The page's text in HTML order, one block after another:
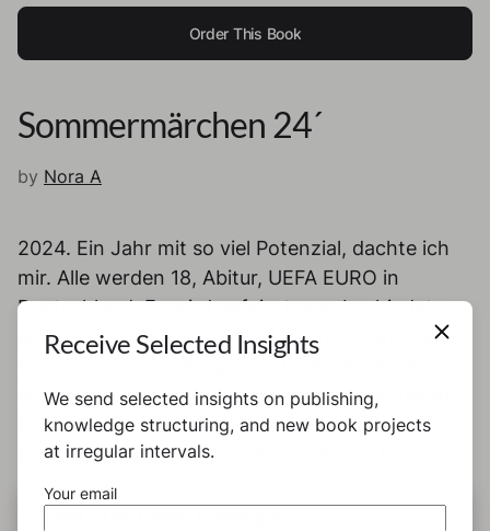
Order This Book
Sommermärchen 24´
by Nora A
2024. Ein Jahr mit so viel Potenzial, dachte ich
mir. Alle werden 18, Abitur, UEFA EURO in
Deutschland. Es wird gefeiert, verabschiedet
und endlich mal aktiv gelebt. Nichts stand dem
lernst du die 18-jährige Aura durch einen tiefen
Einblick in ihre intimen Gedanken, großen
Erlebnissen und Hürden, die sie dieses Jahr
begleiteten, kennen. Vielleicht kannst du dich hin
Receive Selected Insights
We send selected insights on publishing,
knowledge structuring, and new book projects
at irregular intervals.
Your email